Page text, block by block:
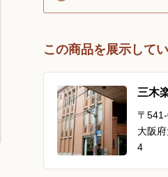
サイトマップ 個
この商品を展示して
三木
〒
大阪
4